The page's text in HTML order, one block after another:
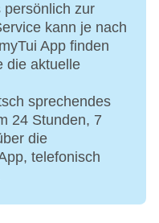
persönlich zur
kann je nach
App finden
die aktuelle
sprechendes
24 Stunden, 7
die
telefonisch